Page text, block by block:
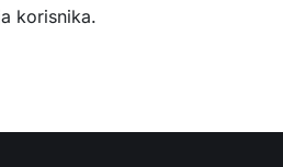
korisnika.